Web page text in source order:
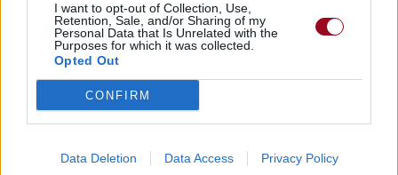
I want to opt-out of Collection, Use,
Retention, Sale, and/or Sharing of my
Personal Data that Is Unrelated with the
Purposes for which it was collected.
Opted Out
CONFIRM
Data Deletion Data Access Privacy Policy
Paroles + Traduction
Commentaires